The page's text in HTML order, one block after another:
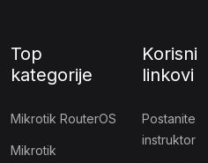
Top
kategorije
Mikrotik RouterOS
Mikrotik
Korisni
linkovi
Postanite
instruktor